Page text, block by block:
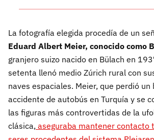
La fotografía elegida procedía de un
Eduard Albert Meier, conocido como
granjero suizo nacido en Bülach en
setenta llenó medio Zúrich rural con
naves espaciales. Meier, que perdió un
accidente de autobús en Turquía y se
las figuras más controvertidas de la
clásica, aseguraba mantener contacto